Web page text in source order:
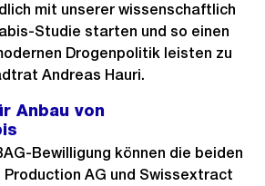
mit unserer wissenschaftlich
Studie starten und so einen
Drogenpolitik leisten zu
Andreas Hauri.
Anbau von
Bewilligung können die beiden
Production AG und Swissextract